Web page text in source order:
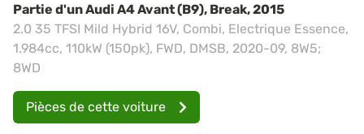
Partie d'un Audi A4 Avant (B9), Break, 2015
2.0 35 TFSI Mild Hybrid 16V, Combi, Electrique Essence,
1.984cc, 110kW (150pk), FWD, DMSB, 2020-09, 8W5;
8WD
Pièces de cette voiture